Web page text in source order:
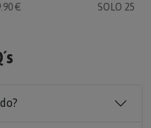
€
SOLO 25.90